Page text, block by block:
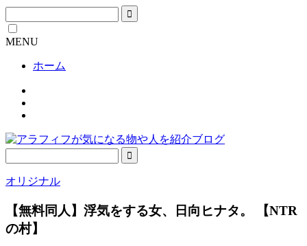
MENU
ホーム
オリジナル
【無料同人】浮気をする女、日向ヒナタ。 【NTR
の村】